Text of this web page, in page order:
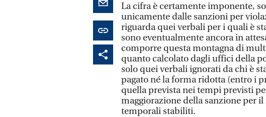
La cifra è certamente imponente,
unicamente dalle sanzioni per
riguarda quei verbali per i quali è
sono eventualmente ancora in
comporre questa montagna di
quanto calcolato dagli uffici della
solo quei verbali ignorati da chi è
pagato né la forma ridotta (entro i
quella prevista nei tempi previsti
maggiorazione della sanzione per
temporali stabiliti.